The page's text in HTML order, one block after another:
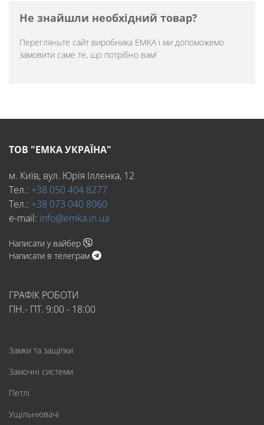
Не знайшли необхідний товар?
Перегляньте сайт виробника EMKAі ми допоможемо
замовити саме те, що потрібно вам!
ТОВ "ЕМКА УКРАЇНА"
м. Київ, вул. Юрія Іллєнка, 12
Тел.: +38 050 404 8277
Тел.: +38 073 040 8060
e-mail: info@emka.in.ua
Написати у вайбер
Написати в телеграм
ГРАФІК РОБОТИ
ПН.- ПТ. 9:00 - 18:00
Замки та защіпки
Замочні системи
Петлі
Ущільнювачі